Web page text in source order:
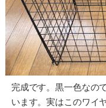
完成です。黒一色なの
います。実はこのワイ